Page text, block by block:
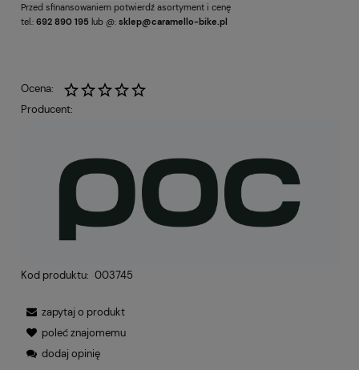
Przed sfinansowaniem potwierdź asortyment i cenę
tel.: 692 890 195 lub @: sklep@caramello-bike.pl
Ocena:
Producent:
Kod produktu: 003745
zapytaj o produkt
poleć znajomemu
dodaj opinię